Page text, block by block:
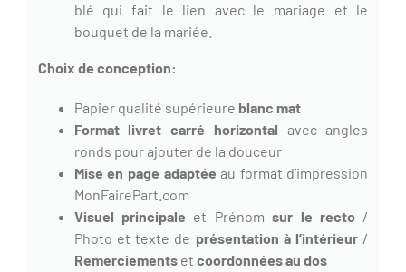
blé qui fait le lien avec le mariage et le
bouquet de la mariée.
Choix de conception:
Papier qualité supérieure blanc mat
Format livretcarré horizontal avec angles
ronds pour ajouter de la douceur
Mise en page adaptée au format d’impression
MonFairePart.com
Visuel principale et Prénomsur le recto /
Photo et texte de présentation à l’intérieur /
Remerciementset coordonnéesau dos